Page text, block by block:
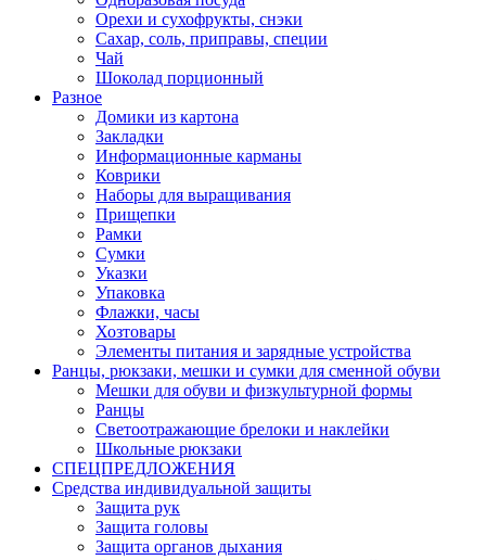
Орехи и сухофрукты, снэки
Сахар, соль, приправы, специи
Чай
Шоколад порционный
Разное
Домики из картона
Закладки
Информационные карманы
Коврики
Наборы для выращивания
Прищепки
Рамки
Сумки
Указки
Упаковка
Флажки, часы
Хозтовары
Элементы питания и зарядные устройства
Ранцы, рюкзаки, мешки и сумки для сменной обуви
Мешки для обуви и физкультурной формы
Ранцы
Светоотражающие брелоки и наклейки
Школьные рюкзаки
СПЕЦПРЕДЛОЖЕНИЯ
Средства индивидуальной защиты
Защита рук
Защита головы
Защита органов дыхания